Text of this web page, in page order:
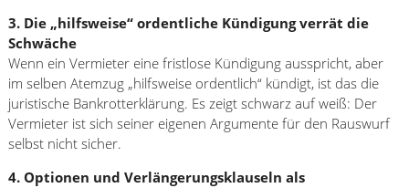
3. Die „hilfsweise“ ordentliche Kündigung verrät die
Schwäche
Wenn ein Vermieter eine fristlose Kündigung ausspricht, aber
im selben Atemzug „hilfsweise ordentlich“ kündigt, ist das die
juristische Bankrotterklärung. Es zeigt schwarz auf weiß: Der
Vermieter ist sich seiner eigenen Argumente für den Rauswurf
selbst nicht sicher.
4. Optionen und Verlängerungsklauseln als